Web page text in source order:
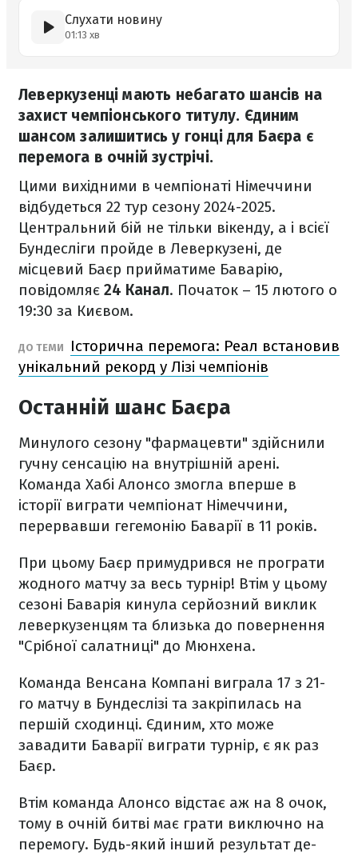
Слухати новину
01:13 хв
Леверкузенці мають небагато шансів на
захист чемпіонського титулу. Єдиним
шансом залишитись у гонці для Баєра є
перемога в очній зустрічі.
Цими вихідними в чемпіонаті Німеччини
відбудеться 22 тур сезону 2024-2025.
Центральний бій не тільки вікенду, а і всієї
Бундесліги пройде в Леверкузені, де
місцевий Баєр прийматиме Баварію,
повідомляє 24 Канал. Початок – 15 лютого о
19:30 за Києвом.
ДО ТЕМИ
Історична перемога: Реал встановив
унікальний рекорд у Лізі чемпіонів
Останній шанс Баєра
Минулого сезону "фармацевти" здійснили
гучну сенсацію на внутрішній арені.
Команда Хабі Алонсо змогла вперше в
історії виграти чемпіонат Німеччини,
перервавши гегемонію Баварії в 11 років.
При цьому Баєр примудрився не програти
жодного матчу за весь турнір! Втім у цьому
сезоні Баварія кинула серйозний виклик
леверкузенцям та близька до повернення
"Срібної салатниці" до Мюнхена.
Команда Венсана Компані виграла 17 з 21-
го матчу в Бундеслізі та закріпилась на
першій сходинці. Єдиним, хто може
завадити Баварії виграти турнір, є як раз
Баєр.
Втім команда Алонсо відстає аж на 8 очок,
тому в очній битві має грати виключно на
перемогу. Будь-який інший результат де-